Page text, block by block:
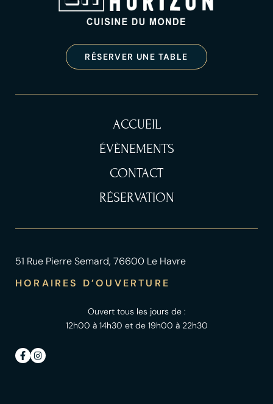
RÉSERVER UNE TABLE
ACCUEIL
ÉVÈNEMENTS
CONTACT
RÉSERVATION
51 Rue Pierre Semard, 76600 Le Havre
HORAIRES D’OUVERTURE
Ouvert tous les jours de :
12h00 à 14h30 et de 19h00 à 22h30